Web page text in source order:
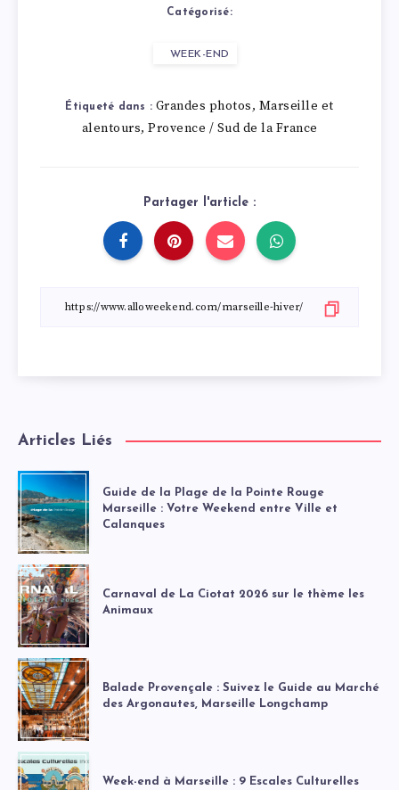
Catégorisé:
WEEK-END
Étiqueté dans : Grandes photos, Marseille et
alentours, Provence / Sud de la France
Partager l'article :
Articles Liés
Guide de la Plage de la Pointe Rouge
Marseille : Votre Weekend entre Ville et
Calanques
Carnaval de La Ciotat 2026 sur le thème les
Animaux
Balade Provençale : Suivez le Guide au Marché
des Argonautes, Marseille Longchamp
Week-end à Marseille : 9 Escales Culturelles